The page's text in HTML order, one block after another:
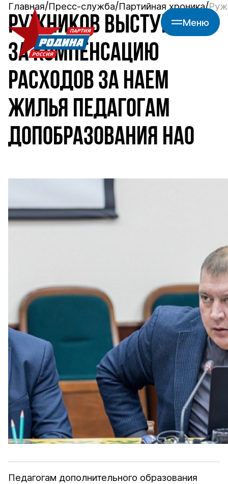
Меню
Главная Пресс-служба Партийная хроника
РУЖНИКОВ ВЫСТУПИЛ
ЗА КОМПЕНСАЦИЮ
РАСХОДОВ ЗА НАЕМ
ЖИЛЬЯ ПЕДАГОГАМ
ДОПОБРАЗОВАНИЯ НАО
Педагогам дополнительного образования